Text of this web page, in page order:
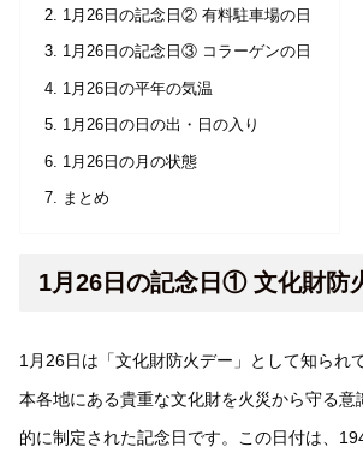
1月26日の記念日② 有料駐車場の日
1月26日の記念日③ コラーゲンの日
1月26日の平年の気温
1月26日の日の出・日の入り
1月26日の月の状態
まとめ
1月26日の記念日① 文化財防
1月26日は「文化財防火デー」として知られ
本各地にある貴重な文化財を火災から守る意
的に制定された記念日です。この日付は、